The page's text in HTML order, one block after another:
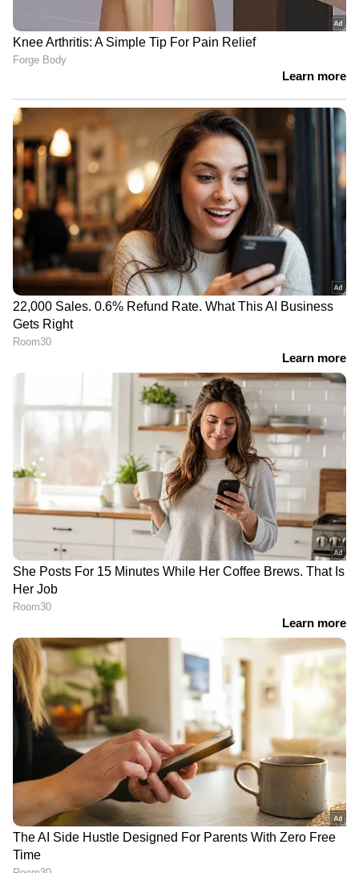
വെള്ളത്തില്‍ പെട്ടെന്ന് കലരാത്ത ഫൈബര്‍
അടങ്ങിയ ഭക്ഷണങ്ങളാണ് മറ്റൊരു വിഭാഗം.
മലബന്ധമൊഴിവാക്കാനും ശരീരത്തില്‍ നിന്ന്
ഭക്ഷണാവശിഷ്ടങ്ങള്‍ മലത്തിലൂടെ
എളുപ്പത്തില്‍ പുറന്തള്ളാനുമെല്ലാം ഇവ
സഹായിക്കുന്നു. ഗോതമ്പുപൊടി, നുറുക്ക്
ഗോതമ്പ്, വിവിധ പച്ചക്കറികള്‍ എന്നിവയെല്ലാം
ഇതിനായി കഴിക്കാവുന്നതാണ്.
രണ്ട് തരം ഫൈബറുകളും ശരീരത്തിന്
ആവശ്യമാണ്. ആദ്യമേ പറഞ്ഞതുപോലെ
ആരോഗ്യസ്ഥിതിക്ക് അനുസരിച്ച് മാത്രം ഡയറ്റ്
ക്രമീകരിക്കുക. ഓട്ട്സ്, പരിപ്പ്- പയര്‍- കടല
വര്‍ഗങ്ങള്‍, ആപ്പിള്‍, ഡ്രൈ ഫ്രൂട്ട്സ്,
മധുരക്കിഴങ്ങ് എന്നിവയെല്ലാം ഫൈബറിനാല്‍
സമ്പന്നമായ വിഭവങ്ങളാണ്. ഇവയെല്ലാം
കഴിക്കുന്നത് നല്ലതാണ്.
Also Read:- വണ്ണം കുറയ്ക്കാൻ ഡയറ്റ് പ്ലാൻ
ചെയ്യുന്നവര്‍ക്ക് ഉപകരിക്കുന്ന കിടിലൻ
ടിപ്സ്...